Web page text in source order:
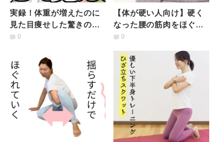
実録！体重が増えたのに
見た目痩せした驚きのヒ
ミツと【見た目痩せへ導
0
【体が硬い人向け】硬く
なった腰の筋肉をほぐす
腰痛予防ストレッチ
0